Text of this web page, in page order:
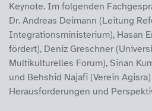
Keynote. Im folgenden
Dr. Andreas Deimann (Leitung
Integrationsministerium), Hasan
fördert), Deniz Greschner
Multikulturelles Forum), Sinan
und Behshid Najafi (Verein
Herausforderungen und